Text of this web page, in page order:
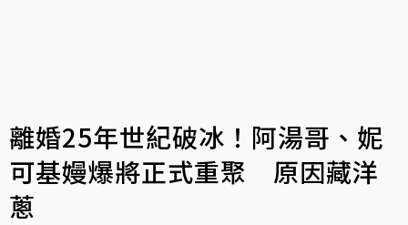
離婚25年世紀破冰！阿湯哥、妮
可基嫚爆將正式重聚 原因藏洋
蔥